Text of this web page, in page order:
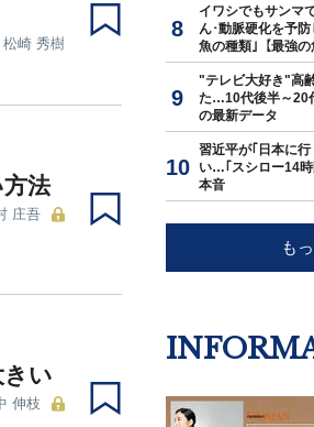
松崎 秀樹
法
庄吾
い
伸枝
イワシでもサンマ
ん･動脈硬化を予
魚の種類｣【最強の
"テレビ大好き"高
た…10代後半～20
の最新データ
習近平が｢日本に
い…｢スシロー14
本音
も